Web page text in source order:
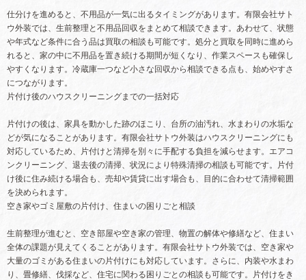
仕分けを進めると、不用品が一気に出るタイミングがあります。有限会社サト
ウ外装では、生前整理と不用品回収をまとめて相談できます。あわせて、状態
や年式など条件に合う品は買取の相談も可能です。処分と買取を同時に進めら
れると、家の中に不用品を置き続ける期間が短くなり、作業スペースも確保し
やすくなります。冷蔵庫一つなど小さな回収から相談できる点も、始めやすさ
につながります。
片付け後のハウスクリーニングまでの一括対応
片付けの後は、家具を動かした跡のほこり、台所の油汚れ、水まわりの水垢な
どが気になることがあります。有限会社サトウ外装はハウスクリーニングにも
対応しているため、片付けと清掃を別々に手配する負担を減らせます。エアコ
ンクリーニング、退去後の清掃、状況により特殊清掃の相談も可能です。片付
け後に住み続ける場合も、売却や賃貸に出す場合も、目的に合わせて清掃範囲
を決められます。
空き家やゴミ屋敷の片付け、住まいの困りごと相談
生前整理が進むと、空き部屋や空き家の管理、物置の解体や修繕など、住まい
全体の課題が見えてくることがあります。有限会社サトウ外装では、空き家や
大量のゴミがある住まいの片付けにも対応しています。さらに、内装や水まわ
り、畳修繕、伐採など、住宅に関わる困りごとの相談も可能です。片付けをき